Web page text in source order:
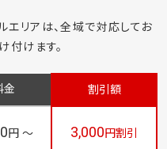
リアは、全域で対応してお
付けます。
金 割引額
円 ～ 3,000円割引